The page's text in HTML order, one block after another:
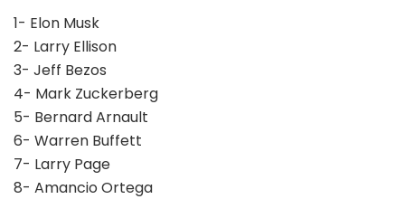
1- Elon Musk
2- Larry Ellison
3- Jeff Bezos
4- Mark Zuckerberg
5- Bernard Arnault
6- Warren Buffett
7- Larry Page
8- Amancio Ortega